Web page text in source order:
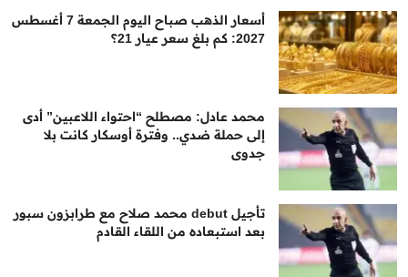
أسعار الذهب صباح اليوم الجمعة 7 أغسطس
2027: كم بلغ سعر عيار 21؟
محمد عادل: مصطلح “احتواء اللاعبين” أدى
إلى حملة ضدي.. وفترة أوسكار كانت بلا
جدوى
تأجيل debut محمد صلاح مع طرابزون سبور
بعد استبعاده من اللقاء القادم